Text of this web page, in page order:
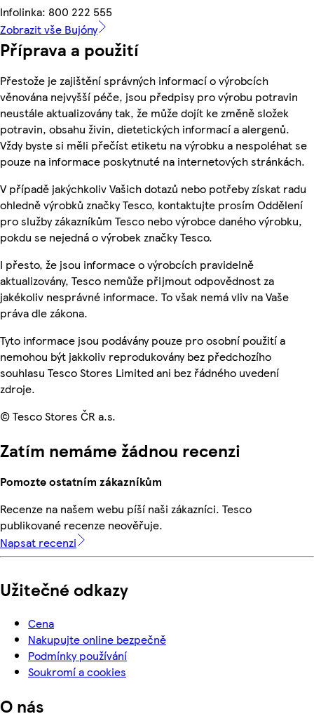
Infolinka: 800 222 555
Zobrazit vše Bujóny
Příprava a použití
Přestože je zajištění správných informací o výrobcích
věnována nejvyšší péče, jsou předpisy pro výrobu potravin
neustále aktualizovány tak, že může dojít ke změně složek
potravin, obsahu živin, dietetických informací a alergenů.
Vždy byste si měli přečíst etiketu na výrobku a nespoléhat se
pouze na informace poskytnuté na internetových stránkách.
V případě jakýchkoliv Vašich dotazů nebo potřeby získat radu
ohledně výrobků značky Tesco, kontaktujte prosím Oddělení
pro služby zákazníkům Tesco nebo výrobce daného výrobku,
pokdu se nejedná o výrobek značky Tesco.
I přesto, že jsou informace o výrobcích pravidelně
aktualizovány, Tesco nemůže přijmout odpovědnost za
jakékoliv nesprávné informace. To však nemá vliv na Vaše
práva dle zákona.
Tyto informace jsou podávány pouze pro osobní použití a
nemohou být jakkoliv reprodukovány bez předchozího
souhlasu Tesco Stores Limited ani bez řádného uvedení
zdroje.
© Tesco Stores ČR a.s.
Zatím nemáme žádnou recenzi
Pomozte ostatním zákazníkům
Recenze na našem webu píší naši zákazníci. Tesco
publikované recenze neověřuje.
Napsat recenzi
Užitečné odkazy
Cena
Nakupujte online bezpečně
Podmínky používání
Soukromí a cookies
O nás